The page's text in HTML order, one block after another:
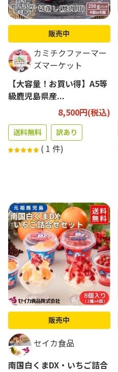
販売中
カミチクファーマー
ズマーケット
【大容量！お買い得】A5等
級鹿児島県産...
8,500円(税込)
送料無料 訳あり
( 1 件)
販売中
セイカ食品
南国白くまDX・いちご詰合